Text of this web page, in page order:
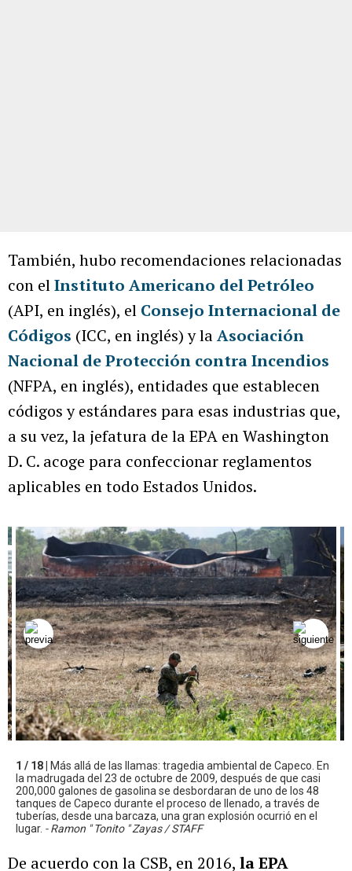
También, hubo recomendaciones relacionadas
con elInstituto Americano del Petróleo
(API, en inglés), el Consejo Internacional de
Códigos (ICC, en inglés) y laAsociación
Nacional de Protección contra Incendios
(NFPA, en inglés), entidades que establecen
códigos y estándares para esas industrias que,
a su vez, la jefatura de la EPA en Washington
D. C. acoge para confeccionar reglamentos
aplicables en todo Estados Unidos.
1 / 18 |
Más allá de las llamas: tragedia ambiental de Capeco. En
la madrugada del 23 de octubre de 2009, después de que casi
200,000 galones de gasolina se desbordaran de uno de los 48
tanques de Capeco durante el proceso de llenado, a través de
tuberías, desde una barcaza, una gran explosión ocurrió en el
lugar. - Ramon " Tonito " Zayas / STAFF
De acuerdo con la CSB, en 2016, la EPA